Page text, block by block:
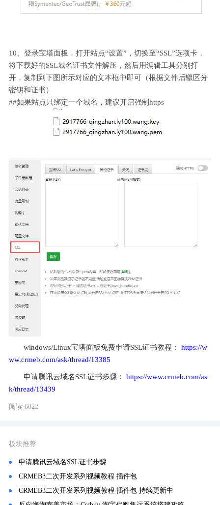
10、登录宝塔面板，打开站点“设置”，切换至“SSL”选项卡，
将下载好的SSL域名证书文件解压，然后用编辑工具分别打
开，复制到下图所示对应的文本框中即可（根据文件后辍区分
密钥和证书）
##如果站点只绑定一个域名，建议开启强制https
windows/Linux宝塔面板免费申请SSL证书教程： https://w
ww.crmeb.com/ask/thread/13385
申请腾讯云域名SSL证书步骤： https://www.crmeb.com/as
k/thread/13439
阅读 6822
板块推荐
申请腾讯云域名SSL证书步骤
CRMEB3二次开发系列视频教程 插件包
CRMEB3二次开发系列视频教程 插件包 持续更新中